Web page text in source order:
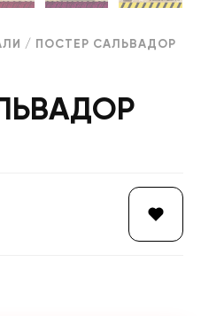
/ ПОСТЕР САЛЬВАДОР